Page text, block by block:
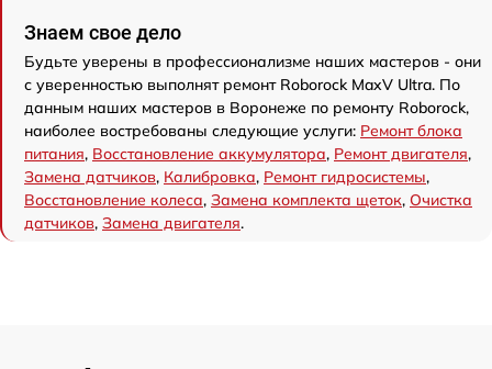
Знаем свое дело
Будьте уверены в профессионализме наших мастеров - они
с уверенностью выполнят ремонт Roborock MaxV Ultra. По
данным наших мастеров в Воронеже по ремонту Roborock,
наиболее востребованы следующие услуги: Ремонт блока
питания, Восстановление аккумулятора, Ремонт двигателя,
Замена датчиков, Калибровка, Ремонт гидросистемы,
Восстановление колеса, Замена комплекта щеток, Очистка
датчиков, Замена двигателя.